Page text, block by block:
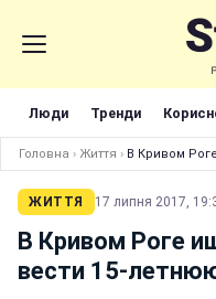
Люди Тренди
Головна › Життя › В Кривом
ЖИТТЯ 17 липня 2017,
В Кривом Роге
вести 15-